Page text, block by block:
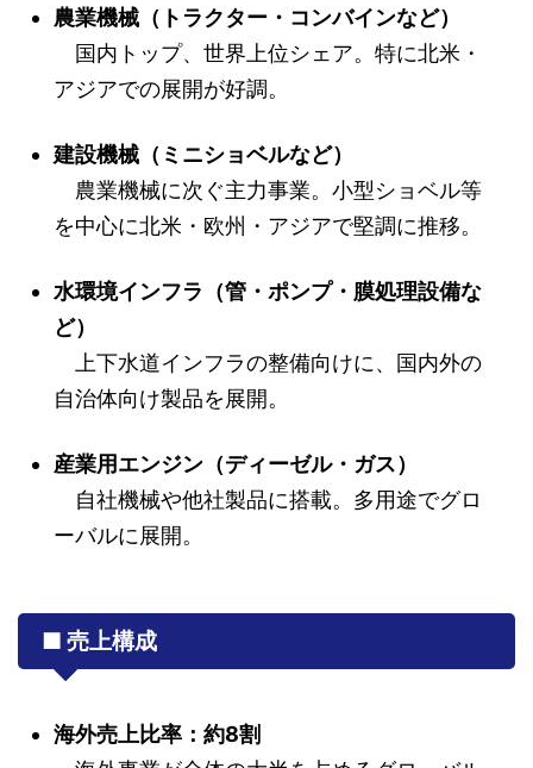
農業機械（トラクター・コンバインなど）
国内トップ、世界上位シェア。特に北米・
アジアでの展開が好調。
建設機械（ミニショベルなど）
農業機械に次ぐ主力事業。小型ショベル等
を中心に北米・欧州・アジアで堅調に推移。
水環境インフラ（管・ポンプ・膜処理設備な
ど）
上下水道インフラの整備向けに、国内外の
自治体向け製品を展開。
産業用エンジン（ディーゼル・ガス）
自社機械や他社製品に搭載。多用途でグロ
ーバルに展開。
■ 売上構成
海外売上比率：約8割